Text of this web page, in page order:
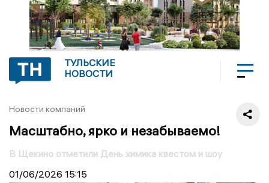
ТУЛЬСКИЕ
НОВОСТИ
Новости компаний
Масштабно, ярко и незабываемо!
В Щекино отметили День химика квестом и шоу
01/06/2026 15:15